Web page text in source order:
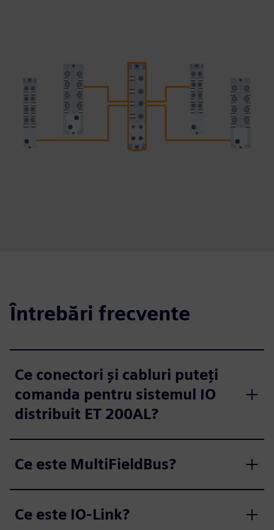
Întrebări frecvente
Ce conectori și cabluri puteți
comanda pentru sistemul IO
distribuit ET 200AL?
Ce este MultiFieldBus?
Ce este IO-Link?